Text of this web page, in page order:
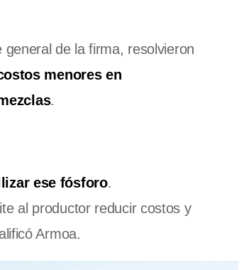
de la firma, resolvieron
menores en
.
ese fósforo.
al productor reducir costos y
Armoa.